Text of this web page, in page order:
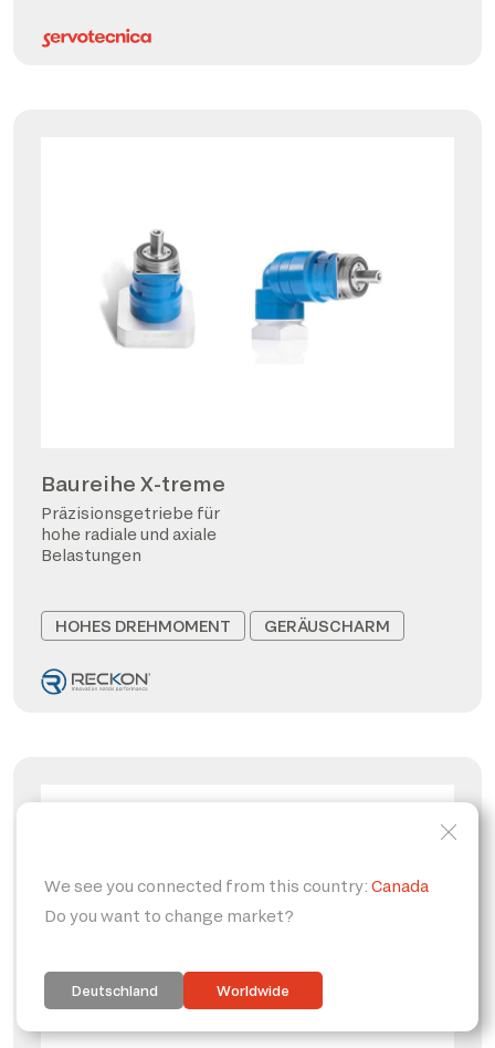
Baureihe X-treme
Präzisionsgetriebe für
hohe radiale und axiale
Belastungen
HOHES DREHMOMENT GERÄUSCHARM